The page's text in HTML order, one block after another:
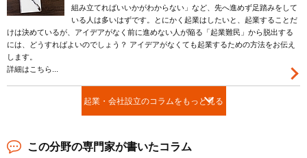
組み立てればいいかがわからない」など、先へ進めず足踏みをして
いる人は多いはずです。とにかく起業はしたいと、起業することだ
けは決めているが、アイデアがなく前に進めない人が陥る「起業難民」から脱出する
には、どうすればよいのでしょう？ アイデアがなくても起業するための方法をお伝え
します。
詳細はこちら...
起業・会社設立のコラムをもっと見る
この分野の専門家が書いたコラム